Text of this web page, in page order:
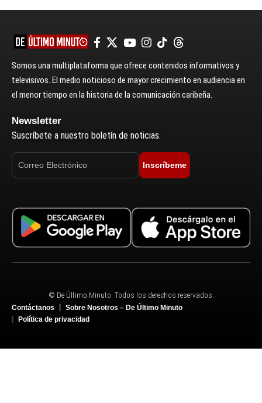
Somos una multiplataforma que ofrece contenidos informativos y
televisivos. El medio noticioso de mayor crecimiento en audiencia en
el menor tiempo en la historia de la comunicación caribeña.
Newsletter
Suscríbete a nuestro boletín de noticias.
Inscríbeme
© De Último Minuto. Todos los derechos reservados.
Contáctanos
Sobre Nosotros – De Último Minuto
Política de privacidad